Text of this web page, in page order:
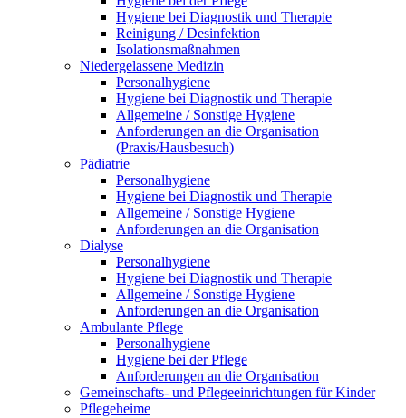
Hygiene bei Diagnostik und Therapie
Reinigung / Desinfektion
Isolationsmaßnahmen
Niedergelassene Medizin
Personalhygiene
Hygiene bei Diagnostik und Therapie
Allgemeine / Sonstige Hygiene
Anforderungen an die Organisation
(Praxis/Hausbesuch)
Pädiatrie
Personalhygiene
Hygiene bei Diagnostik und Therapie
Allgemeine / Sonstige Hygiene
Anforderungen an die Organisation
Dialyse
Personalhygiene
Hygiene bei Diagnostik und Therapie
Allgemeine / Sonstige Hygiene
Anforderungen an die Organisation
Ambulante Pflege
Personalhygiene
Hygiene bei der Pflege
Anforderungen an die Organisation
Gemeinschafts- und Pflegeeinrichtungen für Kinder
Pflegeheime